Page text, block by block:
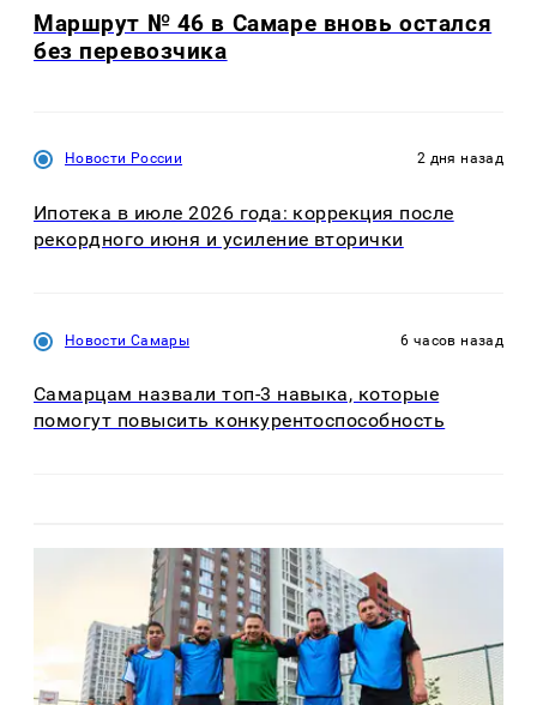
Маршрут № 46 в Самаре вновь остался
без перевозчика
Новости России 2 дня назад
Ипотека в июле 2026 года: коррекция после
рекордного июня и усиление вторички
Новости Самары 6 часов назад
Самарцам назвали топ-3 навыка, которые
помогут повысить конкурентоспособность